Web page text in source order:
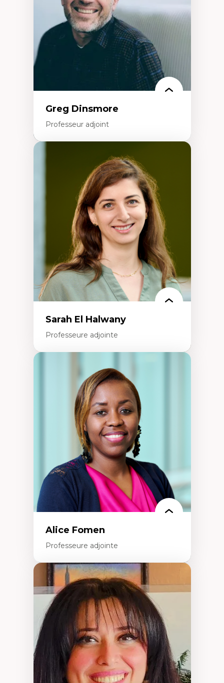
Formation à l’enseignement en contexte
francophone minoritaire
Identité linguistique et culturelle
Recherche-action et approches
participatives
Leadership éducatif et pratiques réflexives
Éducation durable et bien-être en
Greg Dinsmore
Professeur adjoint
Fragmentation des auditoires médiatiques
Analyse multi-plateforme des auditoires
médiatiques
Analyse des comportements numériques à
travers les données massives et l’IA
Recherche quantitative et qualitative sur
les auditoires médiatiques
Épistémologie des techniques de recherche
numérique et l’IA
Théorie des droits de la personne
La pensée politique d’Hannah Arendt
La pensée politique à l’ère numérique
Justice internationale et normes
internationales
Sarah El Halwany
Professeure adjointe
Les apports pédagogiques des théories de
l'affect, du posthumanisme, du féminisme
dans l'éducation aux sciences
L'apprentissage des sciences/STIM dans une
perspective socioécologique de care
L’insertion professionnelle des
enseignant.e.s
Alice Fomen
Professeure adjointe
Expertises
Acceptabilité, acceptation et adoption des
technologies
Technologies d'apprentissage innovantes
Insertion professionnelle du nouveau
personnel enseignant
Construction identitaire en milieu
minoritaire francophone
Technologies éducatives pour la formation
continue